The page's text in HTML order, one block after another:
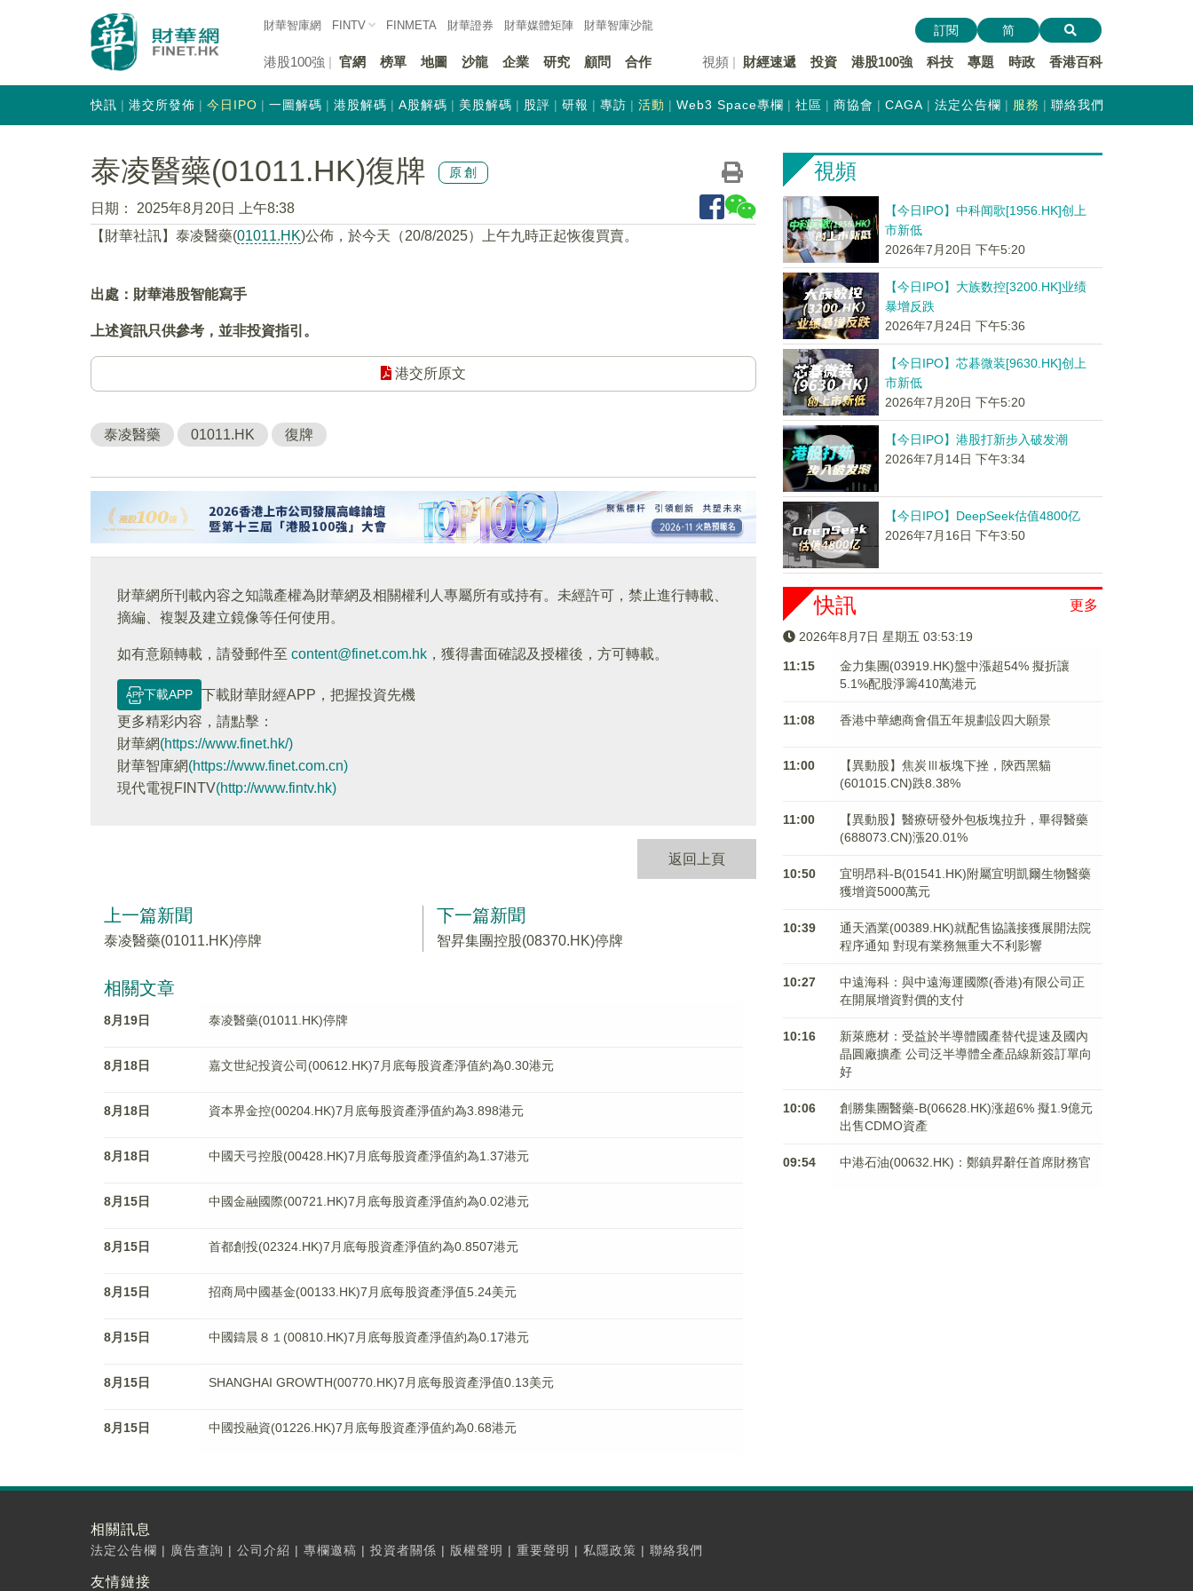
財華智庫網 FINTV FINMETA 財華證券 財華媒體矩陣 財華智庫沙龍
港股100強 官網 榜單 地圖 沙龍 企業 研究 顧問 合作 視頻 財經速遞 投資 港股100強 科技 專題 時政 香港百科
訂閱 简
快訊 港交所發佈 今日IPO 一圖解碼 港股解碼 A股解碼 美股解碼 股評 研報 專訪 活動 Web3 Space專欄 社區 商協會 CAGA 法定公告欄 服務 聯絡我們
泰凌醫藥(01011.HK)復牌 原創
日期：
2025年8月20日 上午8:38
【財華社訊】泰凌醫藥(01011.HK)公佈，於今天（20/8/2025）上午九時正起恢復買賣。
出處：財華港股智能寫手
上述資訊只供參考，並非投資指引。
港交所原文
泰凌醫藥 01011.HK 復牌
財華網所刊載內容之知識產權為財華網及相關權利人專屬所有或持有。未經許可，禁止進行轉載、
摘編、複製及建立鏡像等任何使用。
如有意願轉載，請發郵件至 content@finet.com.hk ，獲得書面確認及授權後，方可轉載。
下載APP
下載財華財經APP，把握投資先機
更多精彩内容，請點擊：
財華網(https://www.finet.hk/)
財華智庫網(https://www.finet.com.cn)
現代電視FINTV(http://www.fintv.hk)
返回上頁
上一篇新聞
泰凌醫藥(01011.HK)停牌
下一篇新聞
智昇集團控股(08370.HK)停牌
相關文章
8月19日 泰凌醫藥(01011.HK)停牌
8月18日 嘉文世紀投資公司(00612.HK)7月底每股資產淨值約為0.30港元
8月18日 資本界金控(00204.HK)7月底每股資產淨值約為3.898港元
8月18日 中國天弓控股(00428.HK)7月底每股資產淨值約為1.37港元
8月15日 中國金融國際(00721.HK)7月底每股資產淨值約為0.02港元
8月15日 首都創投(02324.HK)7月底每股資產淨值約為0.8507港元
8月15日 招商局中國基金(00133.HK)7月底每股資產淨值5.24美元
8月15日 中國鑄晨８１(00810.HK)7月底每股資產淨值約為0.17港元
8月15日 SHANGHAI GROWTH(00770.HK)7月底每股資產淨值0.13美元
8月15日 中國投融資(01226.HK)7月底每股資產淨值約為0.68港元
視頻
【今日IPO】中科闻歌[1956.HK]创上
市新低
2026年7月20日 下午5:20
【今日IPO】大族数控[3200.HK]业绩
暴增反跌
2026年7月24日 下午5:36
【今日IPO】芯碁微装[9630.HK]创上
市新低
2026年7月20日 下午5:20
【今日IPO】港股打新步入破发潮
2026年7月14日 下午3:34
【今日IPO】DeepSeek估值4800亿
2026年7月16日 下午3:50
更多
快訊
2026年8月7日 星期五 03:53:19
11:15
金力集團(03919.HK)盤中漲超54% 擬折讓
5.1%配股淨籌410萬港元
11:08 香港中華總商會倡五年規劃設四大願景
11:00
【異動股】焦炭Ⅲ板塊下挫，陝西黑貓
(601015.CN)跌8.38%
11:00
【異動股】醫療研發外包板塊拉升，畢得醫藥
(688073.CN)漲20.01%
10:50
宜明昂科-B(01541.HK)附屬宜明凱爾生物醫藥
獲增資5000萬元
10:39
通天酒業(00389.HK)就配售協議接獲展開法院
程序通知 對現有業務無重大不利影響
10:27
中遠海科：與中遠海運國際(香港)有限公司正
在開展增資對價的支付
10:16
新萊應材：受益於半導體國產替代提速及國內
晶圓廠擴產 公司泛半導體全產品線新簽訂單向
好
10:06
創勝集團醫藥-B(06628.HK)涨超6% 擬1.9億元
出售CDMO資產
09:54 中港石油(00632.HK)：鄭鎮昇辭任首席財務官
相關訊息
法定公告欄 | 廣告查詢 | 公司介紹 | 專欄邀稿 | 投資者關係 | 版權聲明 | 重要聲明 | 私隱政策 | 聯絡我們
友情鏈接